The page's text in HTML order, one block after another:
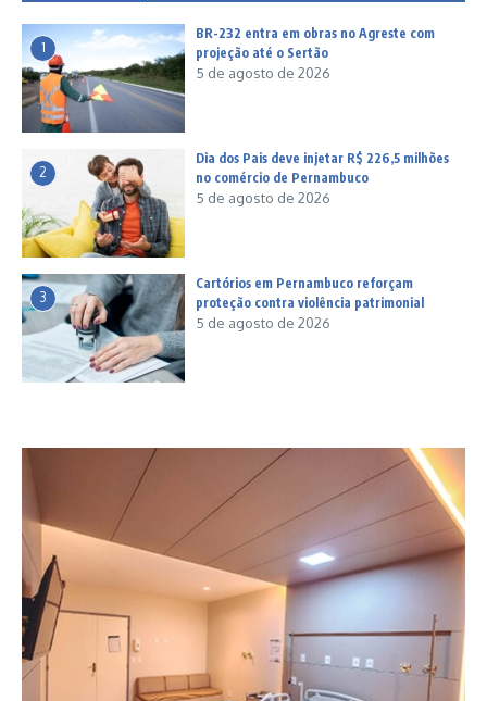
1
BR-232 entra em obras no Agreste com
projeção até o Sertão
5 de agosto de 2026
2
Dia dos Pais deve injetar R$ 226,5 milhões
no comércio de Pernambuco
5 de agosto de 2026
3
Cartórios em Pernambuco reforçam
proteção contra violência patrimonial
5 de agosto de 2026